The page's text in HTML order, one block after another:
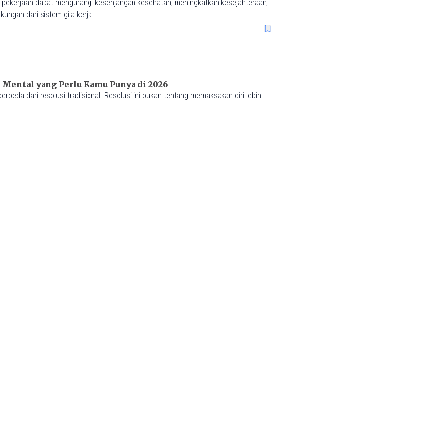
dapat mengurangi kesenjangan kesehatan, meningkatkan kesejahteraan,
dari sistem gila kerja.
yang Perlu Kamu Punya di 2026
dari resolusi tradisional. Resolusi ini bukan tentang memaksakan diri lebih